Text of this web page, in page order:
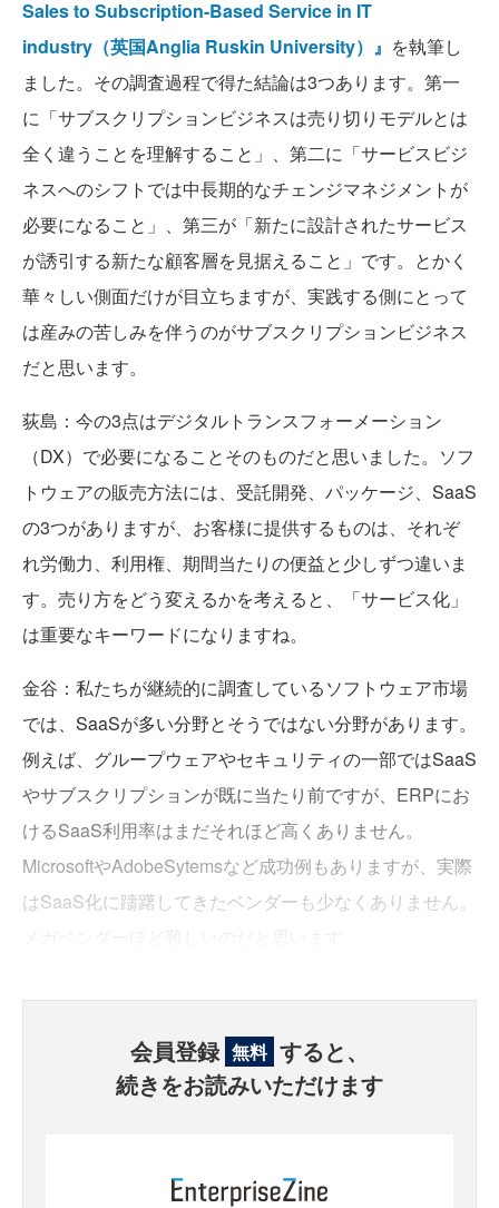
Sales to Subscription-Based Service in IT
industry（英国Anglia Ruskin University）』 を執筆し
ました。その調査過程で得た結論は3つあります。第一
に「サブスクリプションビジネスは売り切りモデルとは
全く違うことを理解すること」、第二に「サービスビジ
ネスへのシフトでは中長期的なチェンジマネジメントが
必要になること」、第三が「新たに設計されたサービス
が誘引する新たな顧客層を見据えること」です。とかく
華々しい側面だけが目立ちますが、実践する側にとって
は産みの苦しみを伴うのがサブスクリプションビジネス
だと思います。
荻島：今の3点はデジタルトランスフォーメーション
（DX）で必要になることそのものだと思いました。ソフ
トウェアの販売方法には、受託開発、パッケージ、SaaS
の3つがありますが、お客様に提供するものは、それぞ
れ労働力、利用権、期間当たりの便益と少しずつ違いま
す。売り方をどう変えるかを考えると、「サービス化」
は重要なキーワードになりますね。
金谷：私たちが継続的に調査しているソフトウェア市場
では、SaaSが多い分野とそうではない分野があります。
例えば、グループウェアやセキュリティの一部ではSaaS
やサブスクリプションが既に当たり前ですが、ERPにお
けるSaaS利用率はまだそれほど高くありません。
MicrosoftやAdobeSytemsなど成功例もありますが、実際
はSaaS化に躊躇してきたベンダーも少なくありません。
会員登録 無料 すると、
続きをお読みいただけます